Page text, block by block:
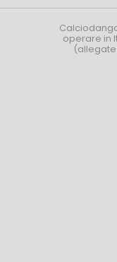
operare in
(allegate